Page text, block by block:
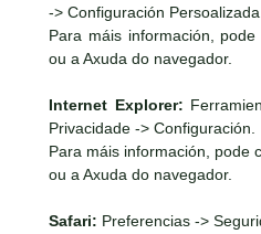
-> Configuración
Para máis información,
ou a Axuda do navegador.
Internet Explorer:
Privacidade -> Configuración.
Para máis información, pode
ou a Axuda do navegador.
Safari: Preferencias ->